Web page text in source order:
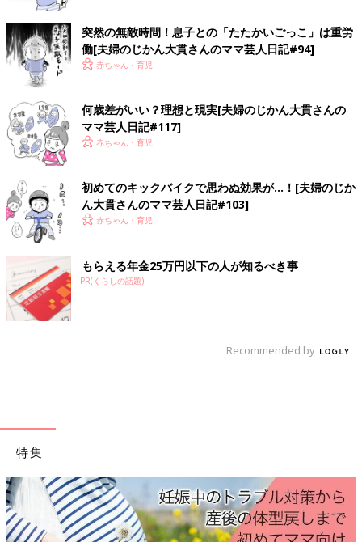
前の話
鬼への恐怖から、空
前の鬼ブーム到来！
【夫婦のじかん大貫
一覧
次の話
恐怖の必殺技！痛いの
痛いの飛んでいけ！
【夫婦のじかん大貫さ
突然の無敵時間！息子との「たたかいごっこ」は重労
働[夫婦のじかん大貫さんのママ芸人日記#94]
赤ちゃん・育児
何歳差がいい？理想と現実[夫婦のじかん大貫さんの
ママ芸人日記#117]
赤ちゃん・育児
初めてのキックバイクで思わぬ効果が…！[夫婦のじか
ん大貫さんのママ芸人日記#103]
赤ちゃん・育児
もらえる年金25万円以下の人が知るべき事
PR(くらしの話題)
Recommended by
特集